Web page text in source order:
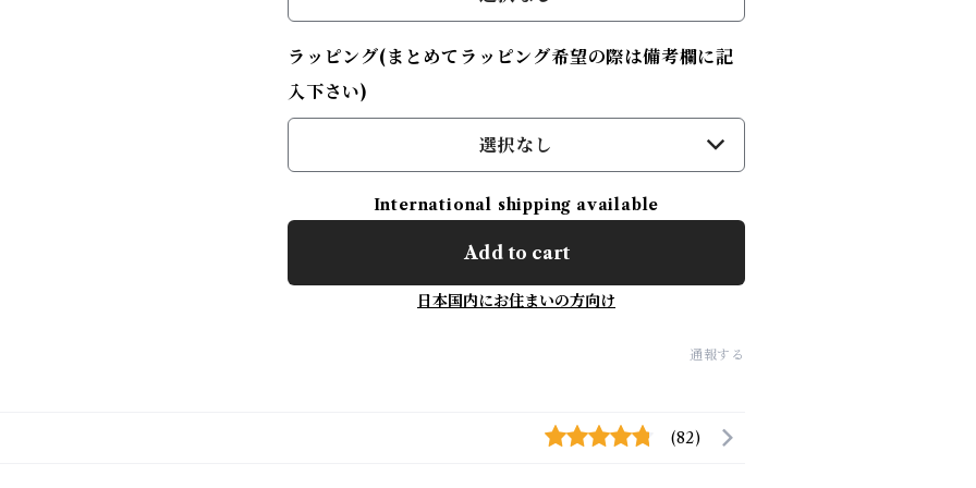
ラッピング(まとめてラッピング希望の際は備考欄に記
入下さい)
選択なし
International shipping available
Add to cart
日本国内にお住まいの方向け
通報する
(82)